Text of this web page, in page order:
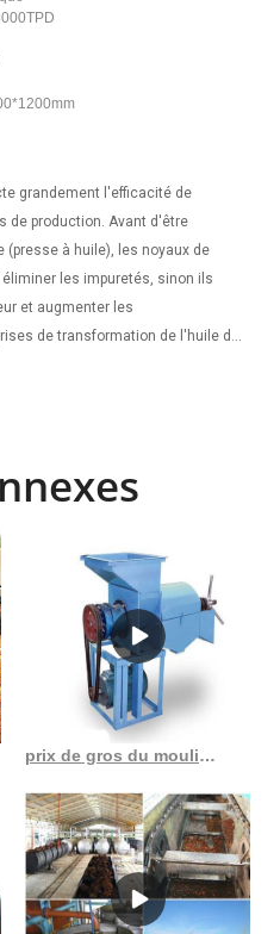
grandement l'efficacité de
de production. Avant d'être
à huile), les noyaux de
les impuretés, sinon ils
et augmenter les
de transformation de l'huile de
et des coûts d'exploitation. .
une diminution
mécanique. Le pilonnage
de la transformation
c'est pourquoi les premiers
tâches. Dans la transformation à
large gamme d'options de
de riz s'offre à vous comme des
des emplacements de
vente clés. Fabricants de presse
des produits de presse à huile
de machines de presse
de machines alimentaires, de
d’extraction d’huile
convient aux opérations
et grande échelle.
prix de gros du moulin à huile de palme